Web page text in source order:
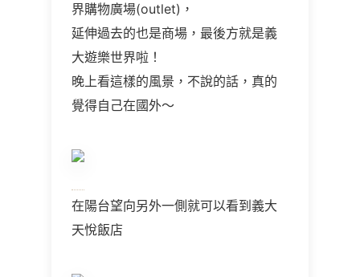
界購物廣場(outlet) ，
延伸過去的也是商場，最後方就是義
大遊樂世界啦！
晚上看這樣的風景，不說的話，真的
覺得自己在國外～
在陽台望向另外一側就可以看到義大
天悅飯店